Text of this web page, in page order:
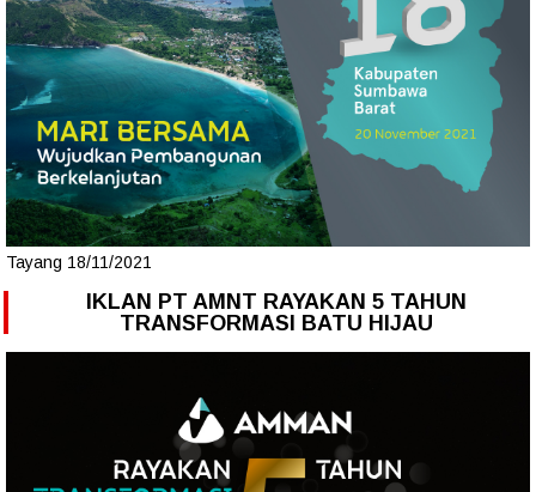
Tayang 18/11/2021
IKLAN PT AMNT RAYAKAN 5 TAHUN
TRANSFORMASI BATU HIJAU